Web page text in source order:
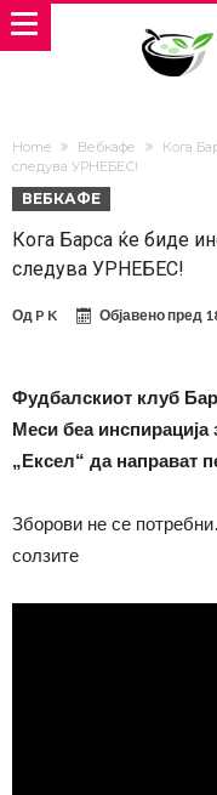
Home Вебкафе
Кога
следува УРНЕБЕС!
ВЕБКАФЕ
Кога Барса ќе биде
следува УРНЕБЕС!
Од P K Објавено пред
Фудбалскиот клуб
Меси беа инспирација
„Ексел“ да направат
Зборови не се
солзите